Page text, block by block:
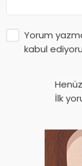
Yorum
kabul
İlk